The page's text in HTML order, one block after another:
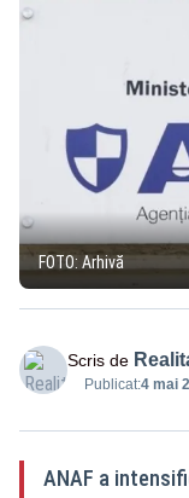
FOTO: Arhivă
Scris de
Publicat:4 mai
ANAF a